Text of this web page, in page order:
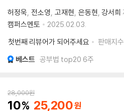
허정욱 전소영 고재현 은동현 강서희
캠퍼스멘토
2025.02.03.
첫번째 리뷰어가 되어주세요
판매지수
베스트 공부법 top20 6주
28,000원
10 25,200